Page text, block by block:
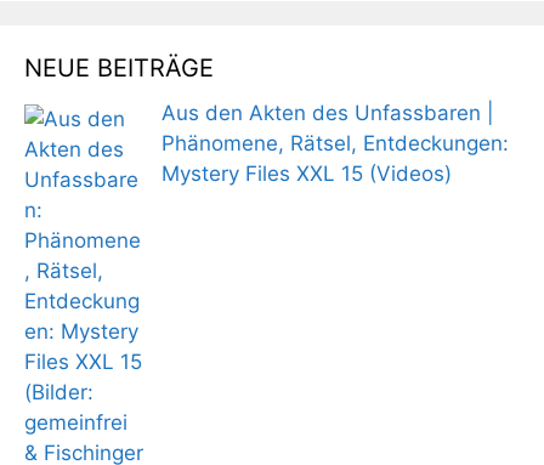
NEUE BEITRÄGE
Aus den Akten des Unfassbaren |
Phänomene, Rätsel, Entdeckungen:
Mystery Files XXL 15 (Videos)